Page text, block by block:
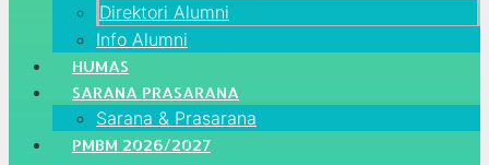
Direktori Alumni
Info Alumni
HUMAS
SARANA PRASARANA
Sarana & Prasarana
PMBM 2026/2027